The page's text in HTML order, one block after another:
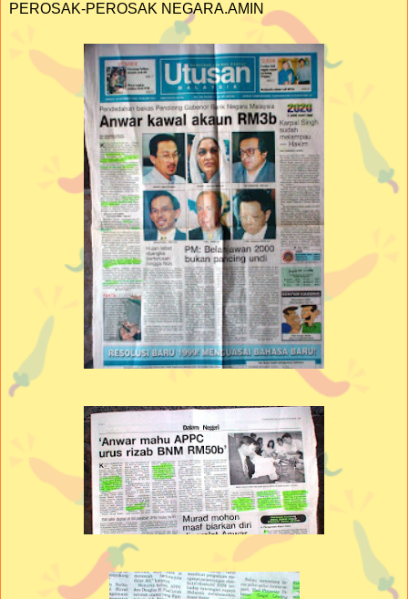
PEROSAK-PEROSAK NEGARA.AMIN